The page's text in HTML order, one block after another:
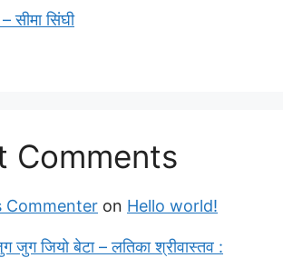
– सीमा सिंघी
Comments
Commenter on Hello world!
जुग जियो बेटा – लतिका श्रीवास्तव :